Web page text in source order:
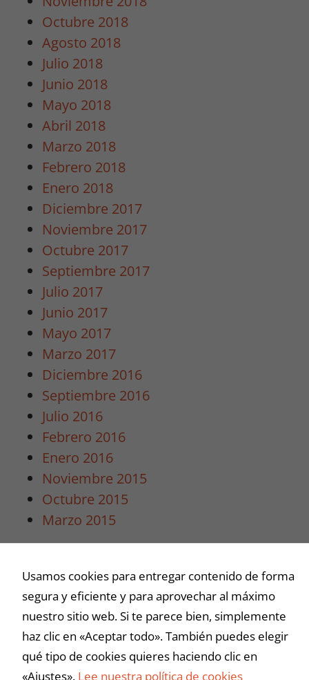
Octubre 2018
Agosto 2018
Julio 2018
Junio 2018
Mayo 2018
Abril 2018
Marzo 2018
Febrero 2018
Enero 2018
Diciembre 2017
Noviembre 2017
Octubre 2017
Septiembre 2017
Julio 2017
Junio 2017
Mayo 2017
Marzo 2017
Diciembre 2016
Septiembre 2016
Julio 2016
Febrero 2016
Enero 2016
Noviembre 2015
Octubre 2015
Marzo 2015
Usamos cookies para entregar contenido de forma
segura y eficiente y para aprovechar al máximo
nuestro sitio web. Si te parece bien, simplemente
haz clic en «Aceptar todo». También puedes elegir
qué tipo de cookies quieres haciendo clic en
«Ajustes». Lee nuestra política de cookies